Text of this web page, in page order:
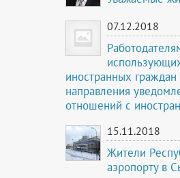
07.12.2018
иностранных
направления
отношений с
15.11.2018
Жители
аэропорту в